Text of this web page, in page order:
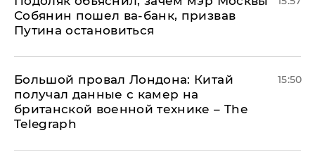
Собянин пошел ва-банк, призвав
Путина остановиться
Большой провал Лондона: Китай
получал данные с камер на
британской военной технике – The
Telegraph
15:50